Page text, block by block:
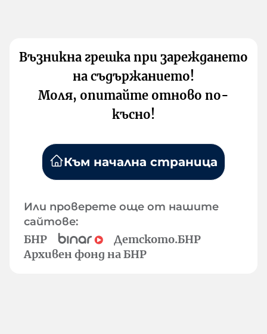
Възникна грешка при зареждането
на съдържанието!
Моля, опитайте отново по-
късно!
Към начална страница
Или проверете още от нашите
сайтове:
БНР
Детското.БНР
Архивен фонд на БНР